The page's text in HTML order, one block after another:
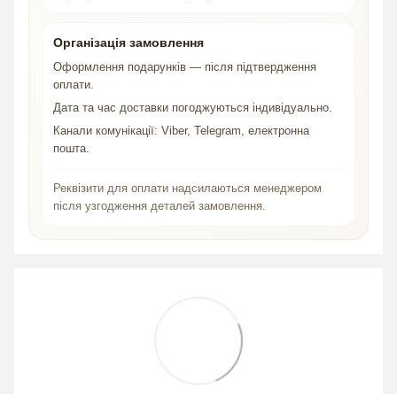
Організація замовлення
Оформлення подарунків — після підтвердження
оплати.
Дата та час доставки погоджуються індивідуально.
Канали комунікації: Viber, Telegram, електронна
пошта.
Реквізити для оплати надсилаються менеджером
після узгодження деталей замовлення.